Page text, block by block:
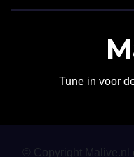
Tune in voor
© Copyright Malive.nl